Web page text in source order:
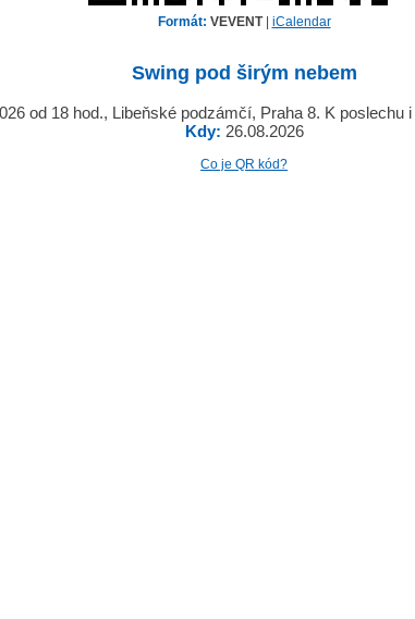
Formát: VEVENT| iCalendar
Swing pod širým nebem
od 18 hod., Libeňské podzámčí, Praha 8. K poslechu
Kdy: 26.08.2026
Co je QR kód?